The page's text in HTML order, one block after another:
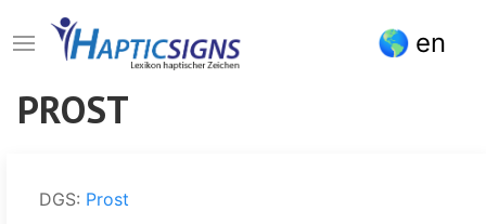
zum
en
PROST
DGS: Prost